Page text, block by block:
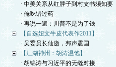
· 中美关系从红脖子到村支书须知要
· 俺吃错过药
· 再说一遍：川普不是为了钱
【自选妞文牛皮代表作2011】
· 吴委员长仙逝，邦声震国
【江湖神州：胡涛温饱】
· 胡锦涛与习近平的无缝对接